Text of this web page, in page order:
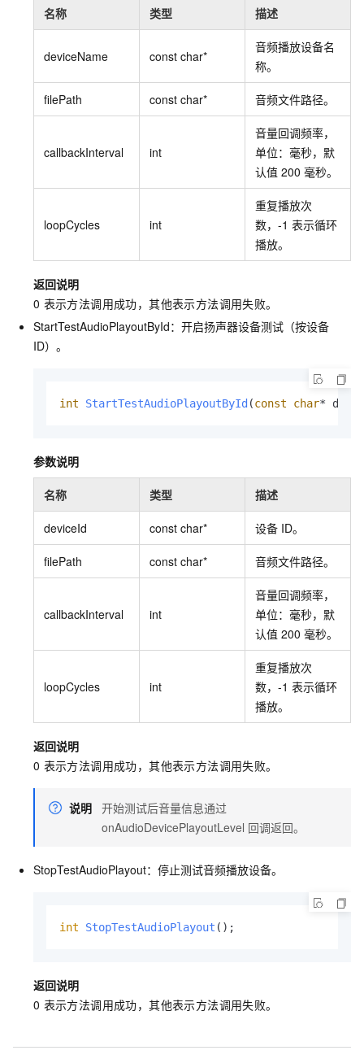
名称 类型 描述
deviceName const char*
音频播放设备名
称。
filePath const char* 音频文件路径。
callbackInterval int
音量回调频率，
单位：毫秒，默
认值 200 毫秒。
loopCycles int
重复播放次
数，-1 表示循环
播放。
返回说明
0 表示方法调用成功，其他表示方法调用失败。
StartTestAudioPlayoutById：开启扬声器设备测试（按设备
ID）。
int StartTestAudioPlayoutById (const char*
参数说明
名称 类型 描述
deviceId const char* 设备 ID。
filePath const char* 音频文件路径。
callbackInterval int
音量回调频率，
单位：毫秒，默
认值 200 毫秒。
loopCycles int
重复播放次
数，-1 表示循环
播放。
返回说明
0 表示方法调用成功，其他表示方法调用失败。
说明 开始测试后音量信息通过
onAudioDevicePlayoutLevel 回调返回。
StopTestAudioPlayout：停止测试音频播放设备。
int StopTestAudioPlayout () ;
返回说明
0 表示方法调用成功，其他表示方法调用失败。